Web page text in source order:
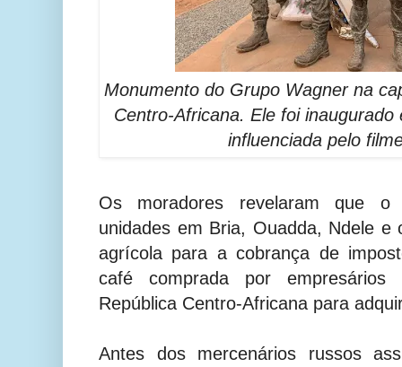
Monumento do Grupo Wagner na
Centro-Africana. Ele foi
influenciada pelo
Os moradores revelaram que o
unidades em Bria, Ouadda, Ndele e
agrícola para a cobrança de
café comprada por
República Centro-Africana para
Antes dos mercenários russos